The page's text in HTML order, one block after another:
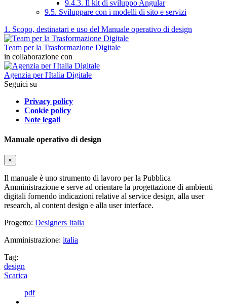
9.4.3. Il kit di sviluppo Angular
9.5. Sviluppare con i modelli di sito e servizi
1. Scopo, destinatari e uso del Manuale operativo di design
Team per la Trasformazione Digitale
in collaborazione con
Agenzia per l'Italia Digitale
Seguici su
Privacy policy
Cookie policy
Note legali
Manuale operativo di design
×
Il manuale è uno strumento di lavoro per la Pubblica
Amministrazione e serve ad orientare la progettazione di ambienti
digitali fornendo indicazioni relative al service design, alla user
research, al content design e alla user interface.
Progetto: Designers Italia
Amministrazione: italia
Tag:
design
Scarica
pdf